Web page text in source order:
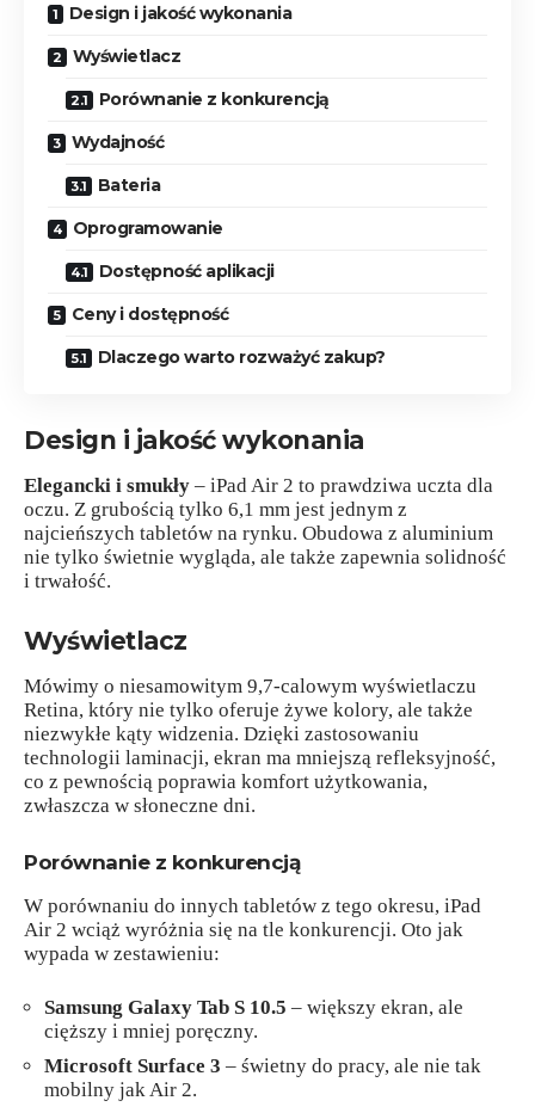
Design i jakość wykonania
Wyświetlacz
Porównanie z konkurencją
Wydajność
Bateria
Oprogramowanie
Dostępność aplikacji
Ceny i dostępność
Dlaczego warto rozważyć zakup?
Design i jakość wykonania
Elegancki i smukły – iPad Air 2 to prawdziwa uczta dla
oczu. Z grubością tylko 6,1 mm jest jednym z
najcieńszych tabletów na rynku. Obudowa z aluminium
nie tylko świetnie wygląda, ale także zapewnia solidność
i trwałość.
Wyświetlacz
Mówimy o niesamowitym 9,7-calowym wyświetlaczu
Retina, który nie tylko oferuje żywe kolory, ale także
niezwykłe kąty widzenia. Dzięki zastosowaniu
technologii laminacji, ekran ma mniejszą refleksyjność,
co z pewnością poprawia komfort użytkowania,
zwłaszcza w słoneczne dni.
Porównanie z konkurencją
W porównaniu do innych tabletów z tego okresu, iPad
Air 2 wciąż wyróżnia się na tle konkurencji. Oto jak
wypada w zestawieniu:
Samsung Galaxy Tab S 10.5 – większy ekran, ale
cięższy i mniej poręczny.
Microsoft Surface 3 – świetny do pracy, ale nie tak
mobilny jak Air 2.